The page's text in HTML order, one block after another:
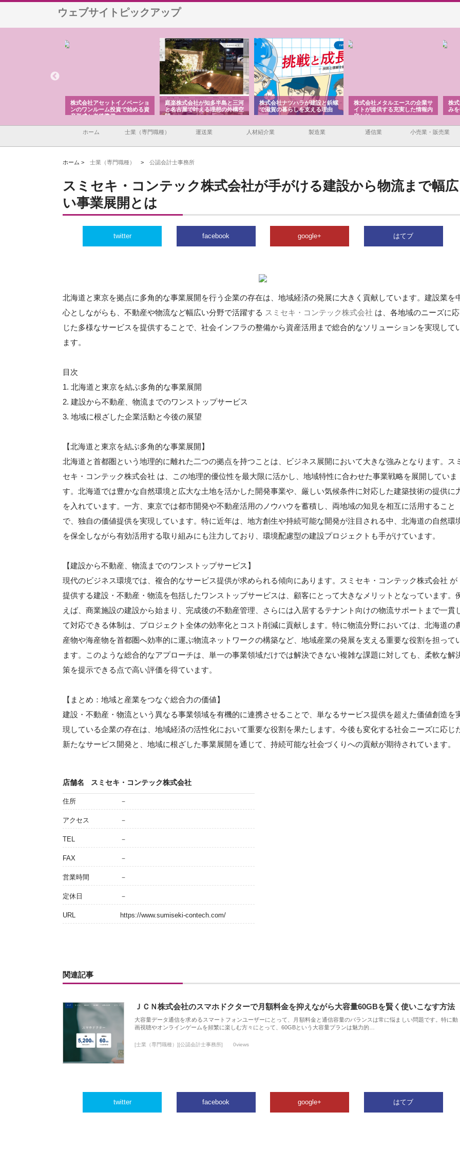
ウェブサイトピックアップ
株式会社アセットイノベーショ
ンのワンルーム投資で始める資
産形成と老後準備
庭楽株式会社が知多半島と三河
と名古屋で叶える理想の外構空
間
株式会社ナツハラが建設と鋲螺
で滋賀の暮らしを支える理由
株式会社メタルエースの企業サ
イトが提供する充実した情報内
容とは
株
み
ホーム 士業（専門職種） 運送業 人材紹介業 製造業 通信業 小売業・販売業
ホーム > 士業（専門職種） > 公認会計士事務所
スミセキ・コンテック株式会社が手がける建設から物流まで幅広
い事業展開とは
twitter facebook google+ はてブ
北海道と東京を拠点に多角的な事業展開を行う企業の存在は、地域経済の発展に大きく貢献しています。建設業を
心としながらも、不動産や物流など幅広い分野で活躍する スミセキ・コンテック株式会社 は、各地域のニーズに応
じた多様なサービスを提供することで、社会インフラの整備から資産活用まで総合的なソリューションを実現して
ます。
目次
1. 北海道と東京を結ぶ多角的な事業展開
2. 建設から不動産、物流までのワンストップサービス
3. 地域に根ざした企業活動と今後の展望
【北海道と東京を結ぶ多角的な事業展開】
北海道と首都圏という地理的に離れた二つの拠点を持つことは、ビジネス展開において大きな強みとなります。ス
セキ・コンテック株式会社 は、この地理的優位性を最大限に活かし、地域特性に合わせた事業戦略を展開していま
す。北海道では豊かな自然環境と広大な土地を活かした開発事業や、厳しい気候条件に対応した建築技術の提供に
を入れています。一方、東京では都市開発や不動産活用のノウハウを蓄積し、両地域の知見を相互に活用すること
で、独自の価値提供を実現しています。特に近年は、地方創生や持続可能な開発が注目される中、北海道の自然環
を保全しながら有効活用する取り組みにも注力しており、環境配慮型の建設プロジェクトも手がけています。
【建設から不動産、物流までのワンストップサービス】
現代のビジネス環境では、複合的なサービス提供が求められる傾向にあります。スミセキ・コンテック株式会社 が
提供する建設・不動産・物流を包括したワンストップサービスは、顧客にとって大きなメリットとなっています。
えば、商業施設の建設から始まり、完成後の不動産管理、さらには入居するテナント向けの物流サポートまで一貫
て対応できる体制は、プロジェクト全体の効率化とコスト削減に貢献します。特に物流分野においては、北海道の
産物や海産物を首都圏へ効率的に運ぶ物流ネットワークの構築など、地域産業の発展を支える重要な役割を担って
ます。このような総合的なアプローチは、単一の事業領域だけでは解決できない複雑な課題に対しても、柔軟な解
策を提示できる点で高い評価を得ています。
【まとめ：地域と産業をつなぐ総合力の価値】
建設・不動産・物流という異なる事業領域を有機的に連携させることで、単なるサービス提供を超えた価値創造を
現している企業の存在は、地域経済の活性化において重要な役割を果たします。今後も変化する社会ニーズに応じ
新たなサービス開発と、地域に根ざした事業展開を通じて、持続可能な社会づくりへの貢献が期待されています。
店舗名 スミセキ・コンテック株式会社
住所 －
アクセス －
TEL －
FAX －
営業時間 －
定休日 －
URL https://www.sumiseki-contech.com/
関連記事
ＪＣＮ株式会社のスマホドクターで月額料金を抑えながら大容量60GBを賢く使いこなす方法
大容量データ通信を求めるスマートフォンユーザーにとって、月額料金と通信容量のバランスは常に悩ましい問題です。特に動
画視聴やオンラインゲームを頻繁に楽しむ方々にとって、60GBという大容量プランは魅力的…
[士業（専門職種）][公認会計士事務所] 0views
twitter facebook google+ はてブ